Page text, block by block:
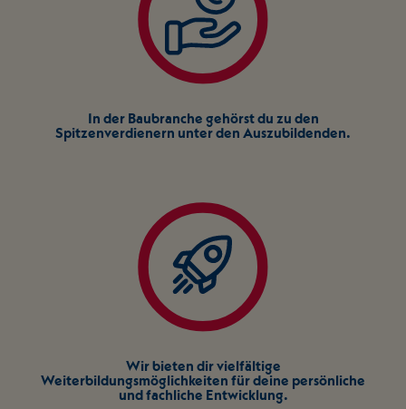
In der Baubranche gehörst du zu den
Spitzenverdienern unter den Auszubildenden.
Wir bieten dir vielfältige
Weiterbildungsmöglichkeiten für deine persönliche
und fachliche Entwicklung.